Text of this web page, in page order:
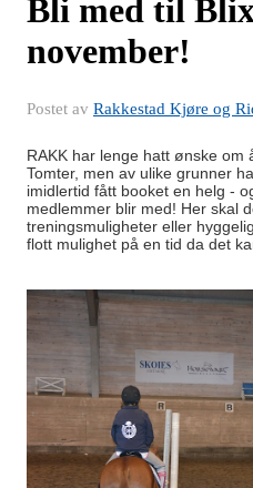
Bli med til
november!
Postet av Rakkestad Kjøre og
RAKK har lenge hatt ønske om
Tomter, men av ulike grunner
imidlertid fått booket en helg -
medlemmer blir med! Her skal
treningsmuligheter eller
flott mulighet på en tid da det